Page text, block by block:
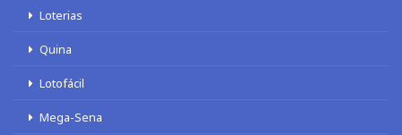
Loterias
Quina
Lotofácil
Mega-Sena